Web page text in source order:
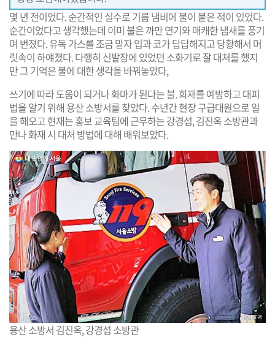
몇 년 전이었다. 순간적인 실수로 기름 냄비에 불이 붙은 적이 있었다.
순간이었다고 생각했는데 이미 불은 까만 연기와 매캐한 냄새를 풍기
며 번졌다. 유독 가스를 조금 맡자 입과 코가 답답해지고 당황해서 머
릿속이 하얘졌다. 다행히 신발장에 있었던 소화기로 잘 대처를 했지
만 그 기억은 불에 대한 생각을 바꿔놓았다,
쓰기에 따라 도움이 되거나 화마가 된다는 불. 화재를 예방하고 대피
법을 알기 위해 용산 소방서를 찾았다. 수년간 현장 구급대원으로 일
을 해오고 현재는 홍보 교육팀에 근무하는 강경섭, 김진옥 소방관과
만나 화재 시 대처 방법에 대해 배워보았다.
용산 소방서 김진옥, 강경섭 소방관